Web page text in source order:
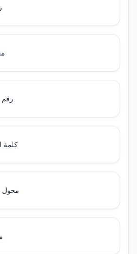
رقم
كلمة
محول